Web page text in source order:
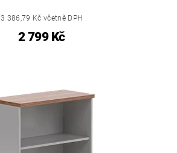
3 386,79 Kč včetně DPH
2 799 Kč